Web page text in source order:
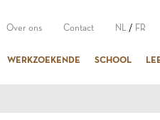
Over ons Contact NL / FR
WERKZOEKENDE SCHOOL